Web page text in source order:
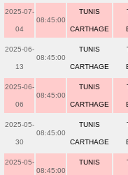
2025-07-
04
08:45:00
TUNIS
CARTHAGE
2025-06-
13
08:45:00
TUNIS
CARTHAGE
2025-06-
06
08:45:00
TUNIS
CARTHAGE
2025-05-
30
08:45:00
TUNIS
CARTHAGE
2025-05-
08:45:00
TUNIS